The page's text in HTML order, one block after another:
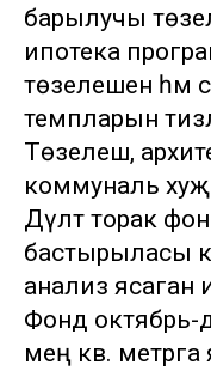
барылучы
ипотека
төзелешен һәм
темпларын
Төзелеш,
коммуналь
Дәүләт торак
бастырыласы
анализ ясаган
Фонд октябрь-
мең кв.